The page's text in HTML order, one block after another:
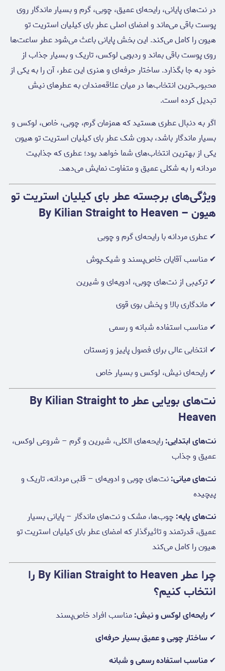
در نت‌های پایانی، رایحه‌ای عمیق، چوبی، گرم و بسیار ماندگار روی
پوست باقی می‌ماند و امضای اصلی عطر بای کیلیان استریت تو
هیون را کامل می‌کند. این بخش پایانی باعث می‌شود عطر ساعت‌ها
روی پوست باقی بماند و ردبویی لوکس، تاریک و بسیار جذاب از
خود به جا بگذارد. ساختار حرفه‌ای و هنری این عطر، آن را به یکی از
محبوب‌ترین انتخاب‌ها در میان علاقه‌مندان به عطرهای نیش
تبدیل کرده است.
اگر به دنبال عطری هستید که همزمان گرم، چوبی، خاص، لوکس و
بسیار ماندگار باشد، بدون شک عطر بای کیلیان استریت تو هیون
یکی از بهترین انتخاب‌های شما خواهد بود؛ عطری که جذابیت
مردانه را به شکلی عمیق و متفاوت نمایش می‌دهد.
ویژگی‌های برجسته عطر بای کیلیان استریت تو
هیون – By Kilian Straight to Heaven
✔ عطری مردانه با رایحه‌ای گرم و چوبی
✔ مناسب آقایان خاص‌پسند و شیک‌پوش
✔ ترکیبی از نت‌های چوبی، ادویه‌ای و شیرین
✔ ماندگاری بالا و پخش بوی قوی
✔ مناسب استفاده شبانه و رسمی
✔ انتخابی عالی برای فصول پاییز و زمستان
✔ رایحه‌ای نیش، لوکس و بسیار خاص
نت‌های بویایی عطر By Kilian Straight to
Heaven
نت‌های ابتدایی:رایحه‌های الکلی، شیرین و گرم – شروعی لوکس،
عمیق و جذاب
نت‌های میانی:نت‌های چوبی و ادویه‌ای – قلبی مردانه، تاریک و
پیچیده
نت‌های پایه: چوب‌ها، مشک و نت‌های ماندگار – پایانی بسیار
عمیق، قدرتمند و تاثیرگذار که امضای عطر بای کیلیان استریت تو
هیون را کامل می‌کند
چرا عطر By Kilian Straight to Heaven را
انتخاب کنیم؟
✔ رایحه‌ای لوکس و نیش:مناسب افراد خاص‌پسند
✔ ساختار چوبی و عمیق بسیار حرفه‌ای
✔ مناسب استفاده رسمی و شبانه